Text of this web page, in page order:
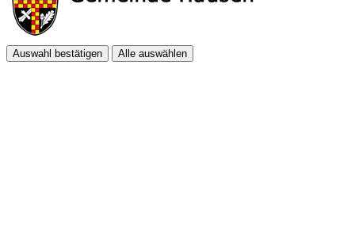
Auswahl bestätigen Alle auswählen